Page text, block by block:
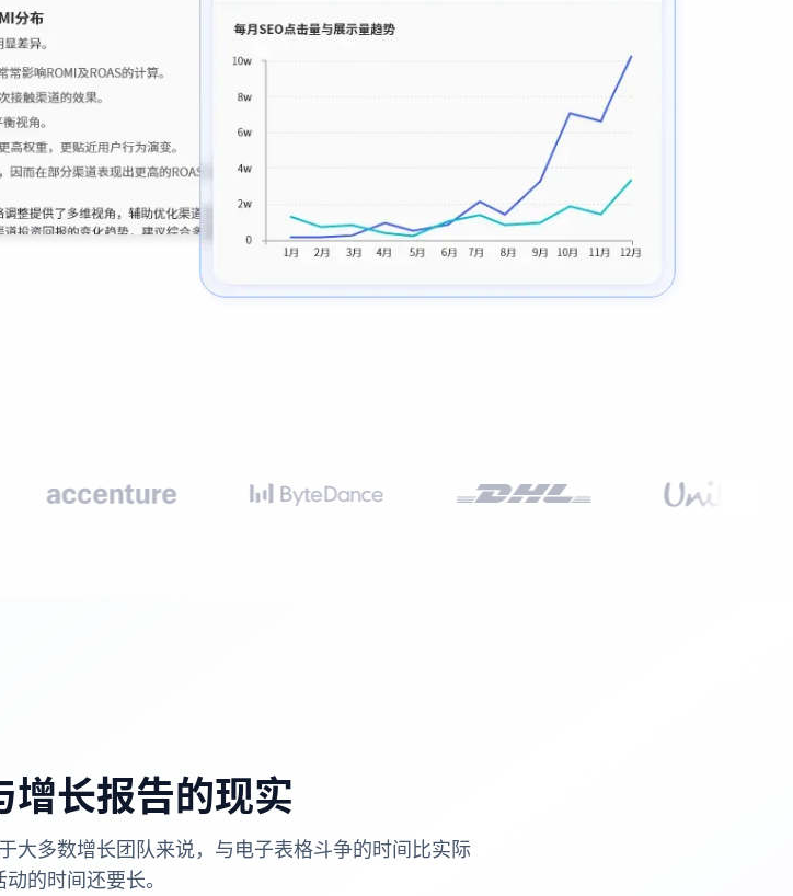
增长报告的现实
大多数增长团队来说，与电子表格斗争的时间比实际
的时间还要长。